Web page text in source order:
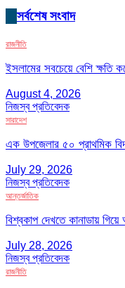
সর্বশেষ সংবাদ
রাজনীতি
ইসলামের সবচেয়ে বেশি ক্ষতি
August 4, 2026
নিজস্ব প্রতিবেদক
সারাদেশ
এক উপজেলার ৫০ প্রাথমিক
July 29, 2026
নিজস্ব প্রতিবেদক
আন্তর্জাতিক
বিশ্বকাপ দেখতে কানাডায়
July 28, 2026
নিজস্ব প্রতিবেদক
রাজনীতি